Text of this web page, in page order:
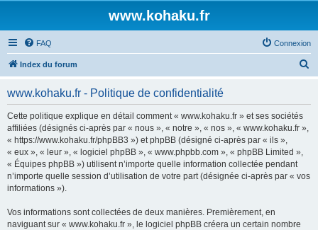
www.kohaku.fr
FAQ Connexion
Index du forum
www.kohaku.fr - Politique de confidentialité
Cette politique explique en détail comment « www.kohaku.fr » et ses sociétés
affiliées (désignés ci-après par « nous », « notre », « nos », « www.kohaku.fr »,
« https://www.kohaku.fr/phpBB3 ») et phpBB (désigné ci-après par « ils »,
« eux », « leur », « logiciel phpBB », « www.phpbb.com », « phpBB Limited »,
« Équipes phpBB ») utilisent n’importe quelle information collectée pendant
n’importe quelle session d’utilisation de votre part (désignée ci-après par « vos
informations »).
Vos informations sont collectées de deux manières. Premièrement, en
naviguant sur « www.kohaku.fr », le logiciel phpBB créera un certain nombre